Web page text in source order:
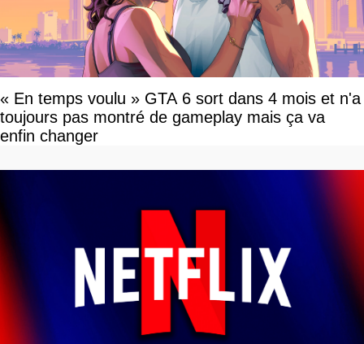
« En temps voulu » GTA 6 sort dans 4 mois et n'a
toujours pas montré de gameplay mais ça va
enfin changer